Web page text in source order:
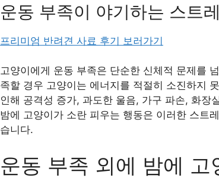
운동 부족이 야기하는 스트
프리미엄 반려견 사료 후기 보러가기
고양이에게 운동 부족은 단순한 신체적 문제를
족할 경우 고양이는 에너지를 적절히 소진하지
인해 공격성 증가, 과도한 울음, 가구 파손, 화장
밤에 고양이가 소란 피우는 행동은 이러한 스트
습니다.
운동 부족 외에 밤에